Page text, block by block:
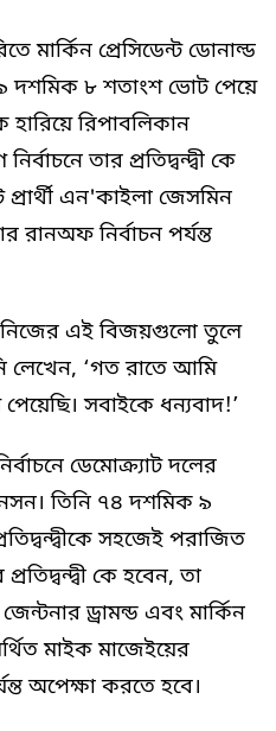
মার্কিন প্রেসিডেন্ট ডোনাল্ড
দশমিক ৮ শতাংশ ভোট পেয়ে
হারিয়ে রিপাবলিকান
তার প্রতিদ্বন্দ্বী কে
এন'কাইলা জেসমিন
রানঅফ নির্বাচন পর্যন্ত
নিজের এই বিজয়গুলো তুলে
লেখেন, ‘গত রাতে আমি
সবাইকে ধন্যবাদ!’
ডেমোক্র্যাট দলের
তিনি ৭৪ দশমিক ৯
সহজেই পরাজিত
কে হবেন, তা
জেন্টনার ড্রামন্ড এবং মার্কিন
মাইক মাজেইয়ের
অপেক্ষা করতে হবে।